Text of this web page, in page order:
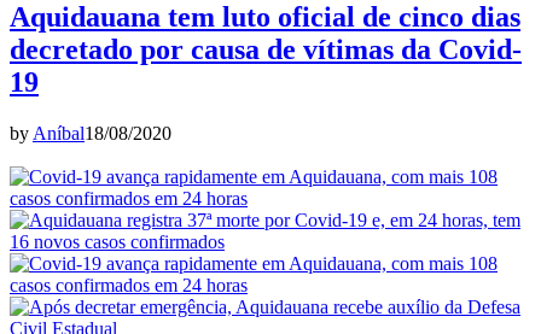
Aquidauana tem luto oficial de cinco dias
decretado por causa de vítimas da Covid-
19
by Aníbal18/08/2020